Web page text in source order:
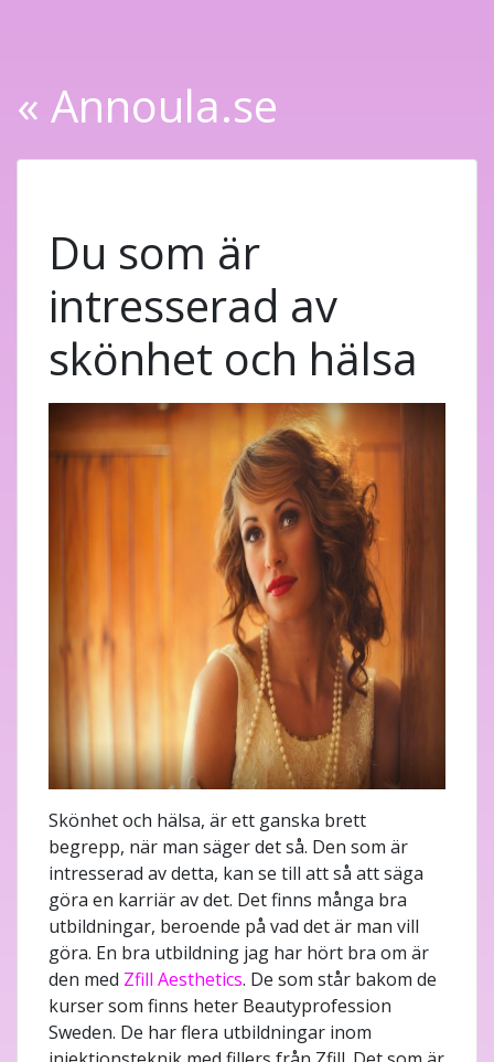
« Annoula.se
Du som är
intresserad av
skönhet och hälsa
Skönhet och hälsa, är ett ganska brett
begrepp, när man säger det så. Den som är
intresserad av detta, kan se till att så att säga
göra en karriär av det. Det finns många bra
utbildningar, beroende på vad det är man vill
göra. En bra utbildning jag har hört bra om är
den med Zfill Aesthetics. De som står bakom de
kurser som finns heter Beautyprofession
Sweden. De har flera utbildningar inom